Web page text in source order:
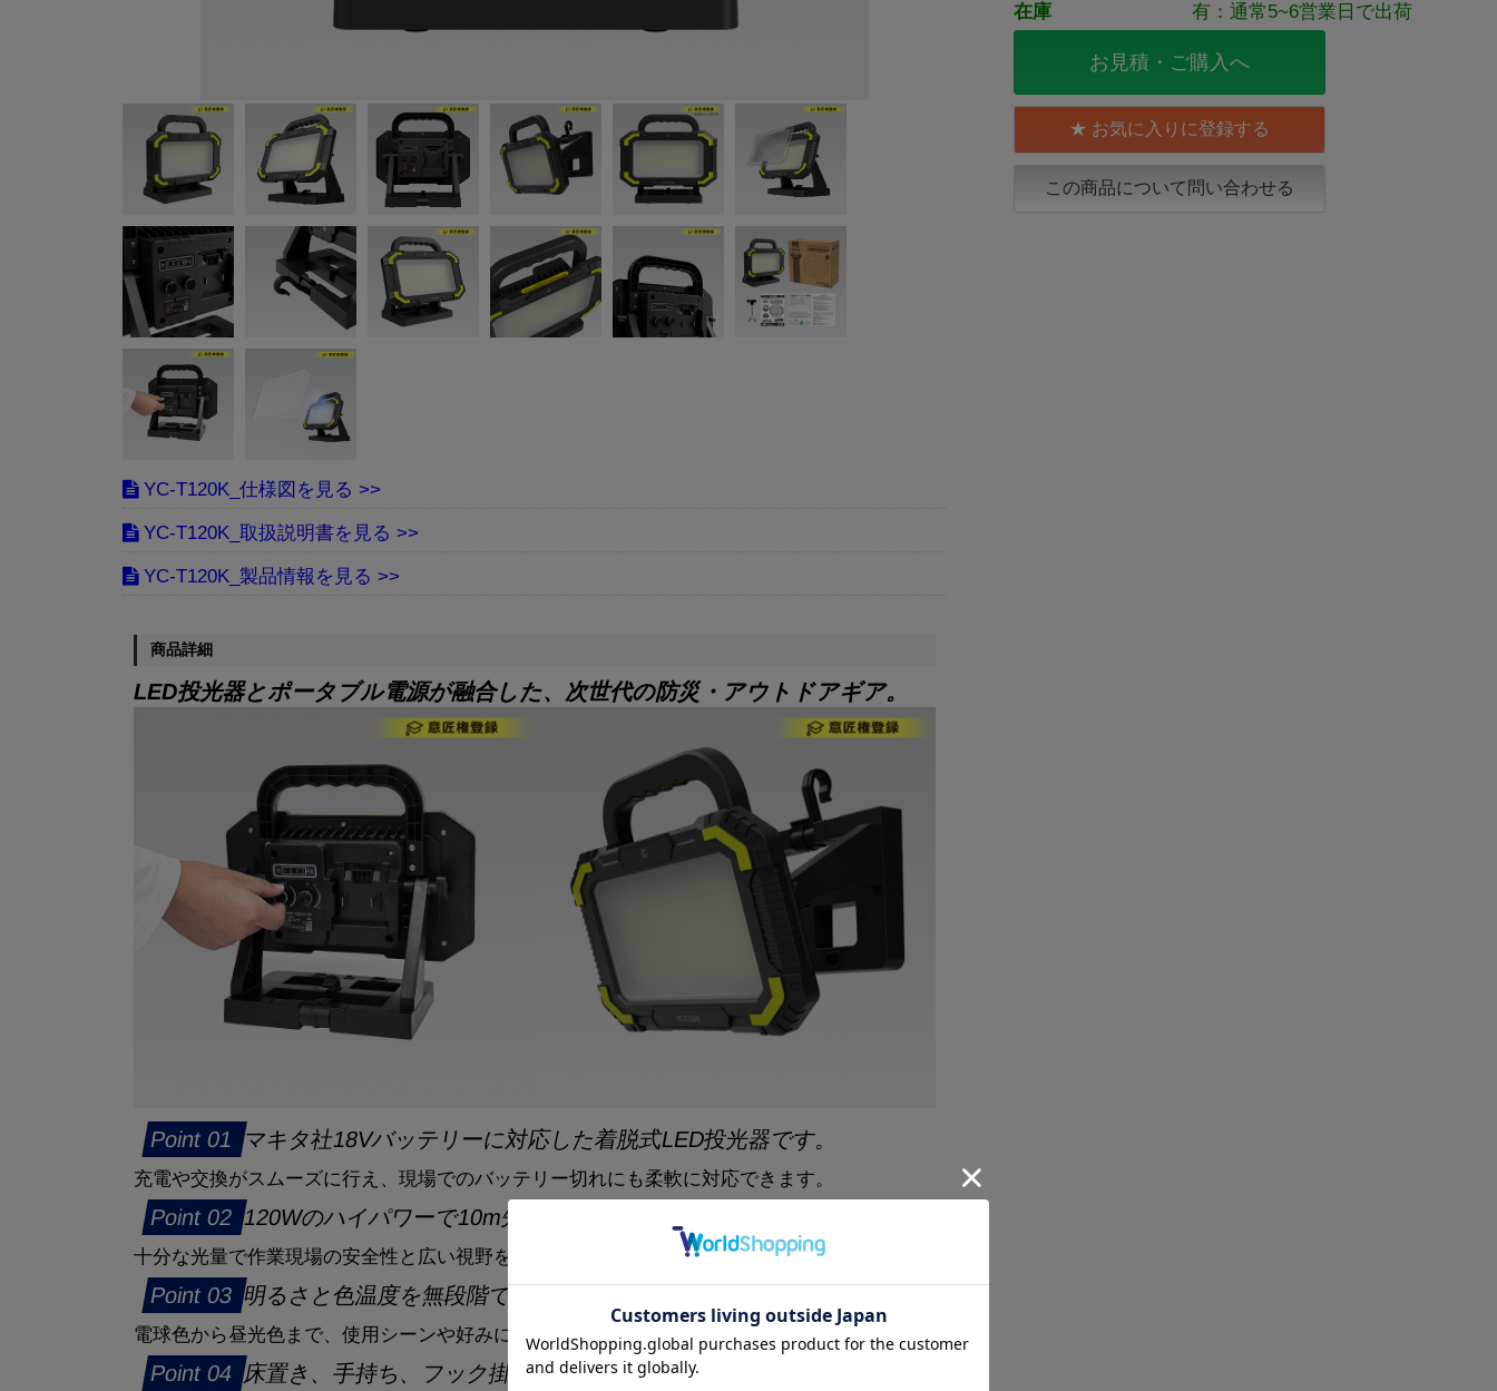
YC-T120K_仕様図
YC-T120K_取扱説明書
YC-T120K_製品情報
商品詳細
LED投光器とポータブル電源が融合した、次世代の防災・アウトドアギア。
マキタ社18Vバッテリーに対応した着脱式LED投光器です。
充電や交換がスムーズに行え、現場でのバッテリー切れにも柔軟に対応できます。
120Wのハイパワーで10m先まで明るく照らします。
十分な光量で作業現場の安全性と広い視野をしっかりと確保します。
明るさと色温度を無段階で細やかに調整可能です。
電球色から昼光色まで、使用シーンや好みに合わせた光の設定ができます。
床置き、手持ち、フック掛けの多機能な設置に対応しています。
在庫 有：通常5~6営業日で出荷
お見積・ご購入へ
この商品について問い合わせる
お気に入りに登録する